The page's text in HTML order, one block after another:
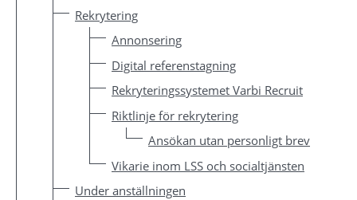
Rekrytering
Annonsering
Digital referenstagning
Rekryteringssystemet Varbi Recruit
Riktlinje för rekrytering
Ansökan utan personligt brev
Vikarie inom LSS och socialtjänsten
Under anställningen